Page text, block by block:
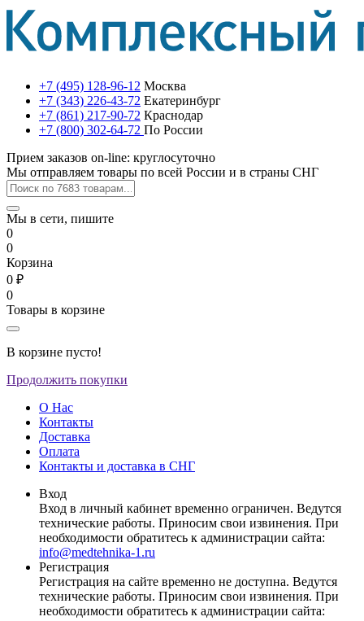
+7 (495) 128-96-12 Москва
+7 (343) 226-43-72 Екатеринбург
+7 (861) 217-90-72 Краснодар
+7 (800) 302-64-72 По России
Прием заказов on-line: круглосуточно
Мы отправляем товары по всей России и в страны СНГ
Мы в сети, пишите
0
0
Корзина
0 ₽
0
Товары в корзине
В корзине пусто!
Продолжить покупки
О Нас
Контакты
Доставка
Оплата
Контакты и доставка в СНГ
Вход
Вход в личный кабинет временно ограничен. Ведутся
технические работы. Приносим свои извинения. При
необходимости обратитесь к администрации сайта:
info@medtehnika-1.ru
Регистрация
Регистрация на сайте временно не доступна. Ведутся
технические работы. Приносим свои извинения. При
необходимости обратитесь к администрации сайта: